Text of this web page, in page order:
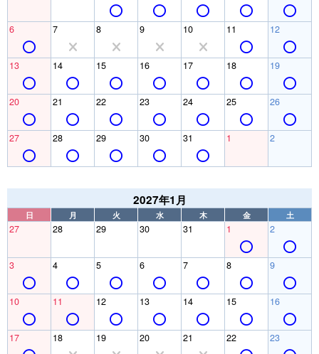
6 7 8 9 10 11 12
13 14 15 16 17 18 19
20 21 22 23 24 25 26
27 28 29 30 31 1 2
2027年1月
日 月 火 水 木 金 土
27 28 29 30 31 1 2
3 4 5 6 7 8 9
10 11 12 13 14 15 16
17 18 19 20 21 22 23